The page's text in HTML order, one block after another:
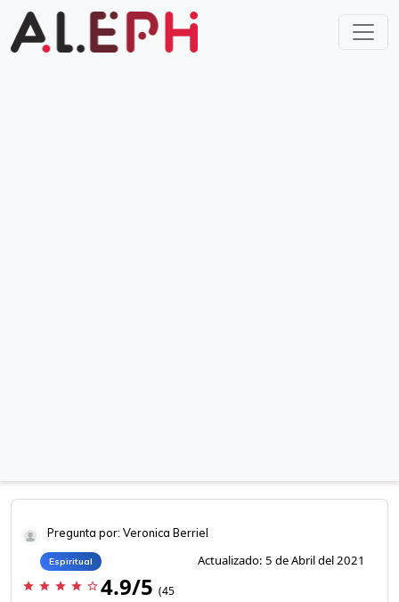
Pregunta por: Veronica Berriel
Espiritual Actualizado: 5 de Abril del 2021
star star star star star_border 4.9/5 (45